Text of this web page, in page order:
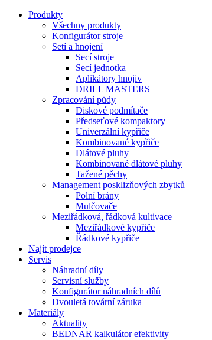
Produkty
Všechny produkty
Konfigurátor stroje
Setí a hnojení
Secí stroje
Secí jednotka
Aplikátory hnojiv
DRILL MASTERS
Zpracování půdy
Diskové podmítače
Předseťové kompaktory
Univerzální kypřiče
Kombinované kypřiče
Dlátové pluhy
Kombinované dlátové pluhy
Tažené pěchy
Management posklizňových zbytků
Polní brány
Mulčovače
Meziřádková, řádková kultivace
Meziřádkové kypřiče
Řádkové kypřiče
Najít prodejce
Servis
Náhradní díly
Servisní služby
Konfigurátor náhradních dílů
Dvouletá tovární záruka
Materiály
Aktuality
BEDNAR kalkulátor efektivity